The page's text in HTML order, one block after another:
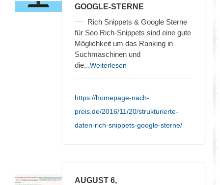
GOOGLE-STERNE
Rich Snippets & Google Sterne
für Seo Rich-Snippets sind eine gute
Möglichkeit um das Ranking in
Suchmaschinen und
die ...Weiterlesen
https://homepage-nach-
preis.de/2016/11/20/strukturierte-
daten-rich-snippets-google-sterne/
AUGUST 6,